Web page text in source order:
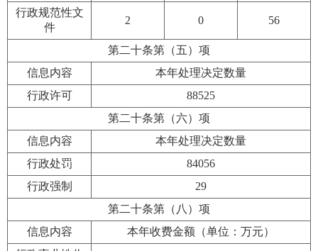
行政规范性文
件
2 0 56
第二十条第（五）项
信息内容
本年处理决定数量
行政许可
88525
第二十条第（六）项
信息内容
本年处理决定数量
行政处罚
84056
行政强制
29
第二十条第（八）项
信息内容
本年收费金额（单位：万元）